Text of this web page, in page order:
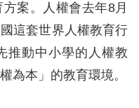
案。人權會去年8月
這套世界人權教育行
推動中小學的人權教
為本」的教育環境。